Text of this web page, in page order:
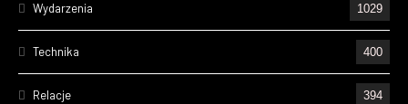
Wydarzenia 1029
Technika 400
Relacje 394